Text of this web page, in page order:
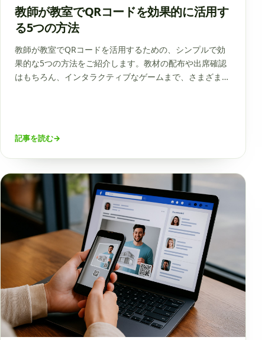
教師が教室でQRコードを効果的に活用す
る5つの方法
教師が教室でQRコードを活用するための、シンプルで効
果的な5つの方法をご紹介します。教材の配布や出席確認
はもちろん、インタラクティブなゲームまで、さまざまな
記事を読む→